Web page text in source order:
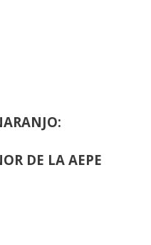
DE LA AEPE